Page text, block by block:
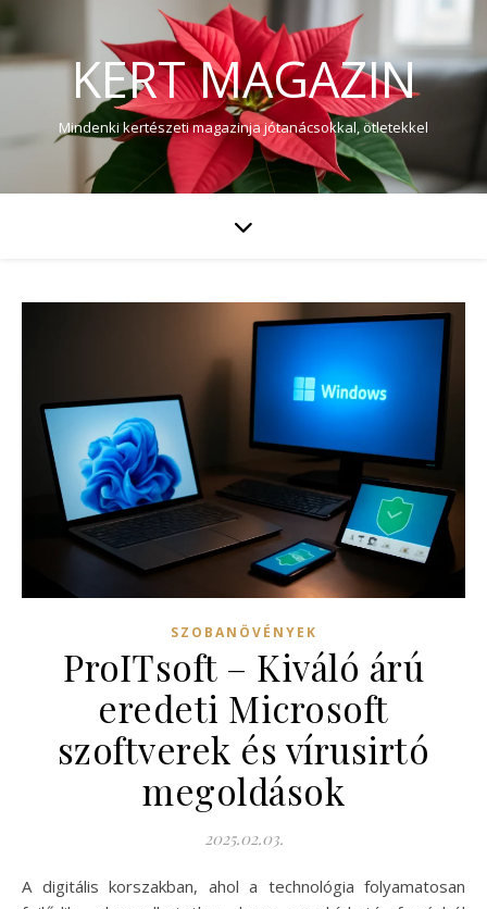
KERT MAGAZIN
Mindenki kertészeti magazinja jótanácsokkal, ötletekkel
SZOBANÖVÉNYEK
ProITsoft – Kiváló árú
eredeti Microsoft
szoftverek és vírusirtó
megoldások
2025.02.03.
A digitális korszakban, ahol a technológia folyamatosan